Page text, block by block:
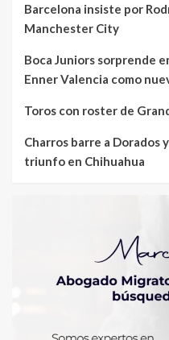
Barcelona insiste por
Manchester City
Boca Juniors sorprende
Enner Valencia como
Toros con roster de
Charros barre a Dorados
triunfo en Chihuahua